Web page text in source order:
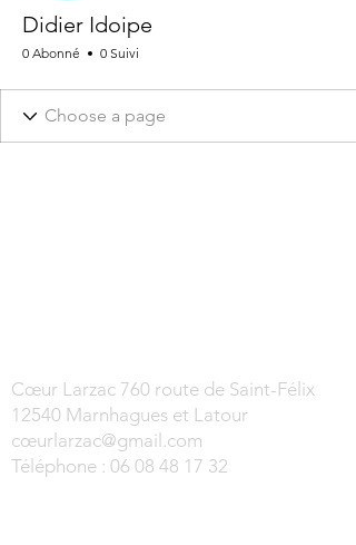
Didier Idoipe
0 Abonné 0 Suivi
Cœur Larzac 760 route de Saint-Félix
12540 Marnhagues et Latour
cœur larzac@gmail.com
Téléphone : 06 08 48 17 32